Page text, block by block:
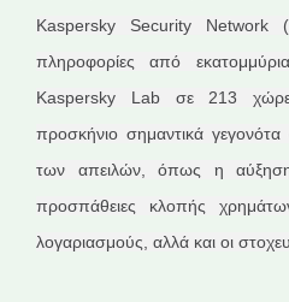
Kaspersky Security Network
πληροφορίες από
Kaspersky Lab σε 213
προσκήνιο σημαντικά
των απειλών, όπως η
προσπάθειες κλοπής
λογαριασμούς, αλλά και οι